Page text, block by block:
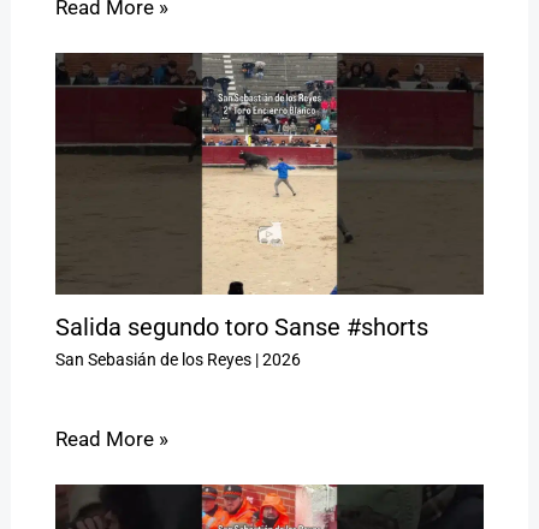
Read More »
Salida segundo toro Sanse #shorts
San Sebasián de los Reyes|2026
Read More »